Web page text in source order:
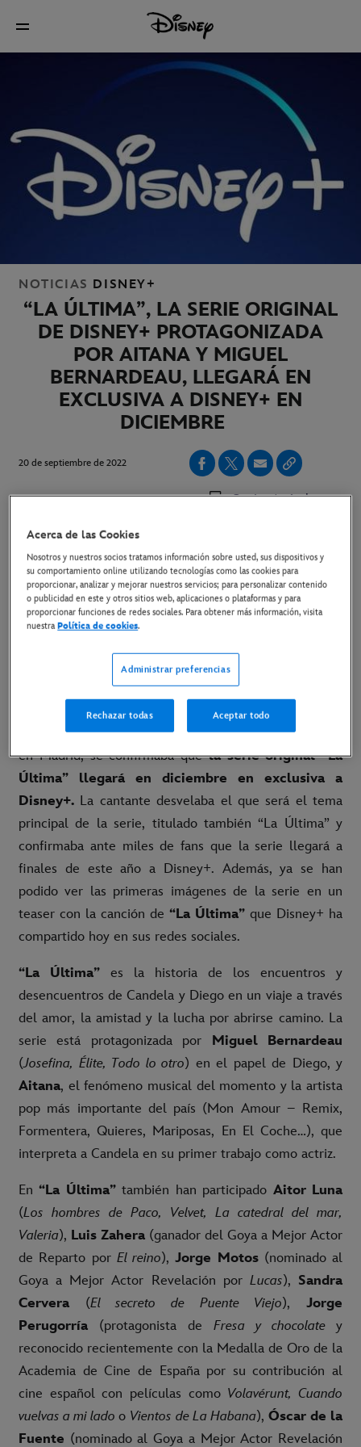
NOTICIAS DISNEY+
“LA ÚLTIMA”, LA SERIE ORIGINAL
DE DISNEY+ PROTAGONIZADA
POR AITANA Y MIGUEL
BERNARDEAU, LLEGARÁ EN
EXCLUSIVA A DISNEY+ EN
DICIEMBRE
20 de septiembre de 2022
Copiar Artículo
Aitana canta por primera vez en directo el tema principal
de la serie en su concierto en Madrid
Las primeras imágenes de "La Última" ya están
Link a las primeras imágenes
Madrid, 20 de septiembre
- La noche del pasado
domingo, durante el multitudinario concierto de Aitana
en Madrid, se confirmaba quela serie original “La
Última” llegará en diciembre en exclusiva a
Disney+. La cantante desvelaba el que será el tema
principal de la serie, titulado también “La Última” y
confirmaba ante miles de fans que la serie llegará a
finales de este año a Disney+. Además, ya se han
podido ver las primeras imágenes de la serie en un
teaser con la canción de “La Última” que Disney+ ha
compartido hoy en sus redes sociales.
“La Última” es la historia de los encuentros y
desencuentros de Candela y Diego en un viaje a través
del amor, la amistad y la lucha por abrirse camino. La
serie está protagonizada por Miguel Bernardeau
(Josefina, Élite, Todo lo otro) en el papel de Diego, y
Aitana, el fenómeno musical del momento y la artista
pop más importante del país (Mon Amour – Remix,
Formentera, Quieres, Mariposas, En El Coche…), que
interpreta a Candela en su primer trabajo como actriz.
En“La Última”también han participado Aitor Luna
(Los hombres de Paco, Velvet, La catedral del mar,
Valeria), Luis Zahera (ganador del Goya a Mejor Actor
de Reparto por El reino),Jorge Motos(nominado al
Goya a Mejor Actor Revelación por Lucas), Sandra
Cervera (El secreto de Puente Viejo),Jorge
Perugorría (protagonista de Fresa y chocolate y
reconocido recientemente con la Medalla de Oro de la
Academia de Cine de España por su contribución al
cine español con películas como Volavérunt, Cuando
vuelvas a mi ladoo Vientos de La Habana), Óscar de la
Fuente (nominado al Goya a Mejor Actor Revelación
Acerca de las Cookies
Nosotros y nuestros socios tratamos información sobre usted, sus dispositivos y
su comportamiento online utilizando tecnologías como las cookies para
proporcionar, analizar y mejorar nuestros servicios; para personalizar contenido
o publicidad en este y otros sitios web, aplicaciones o plataformas y para
proporcionar funciones de redes sociales. Para obtener más información, visita
nuestraPolítica de cookies.
Administrar preferencias
Rechazar todas Aceptar todo